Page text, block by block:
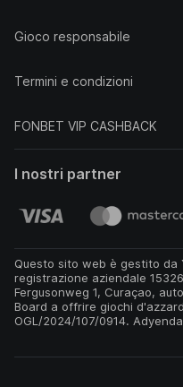
Gioco responsabile
Termini e condizioni
FONBET VIP CASHBACK
I nostri partner
Questo sito web è gestito da
registrazione aziendale
Fergusonweg 1, Curaçao,
Board a offrire giochi
OGL/2024/107/0914.